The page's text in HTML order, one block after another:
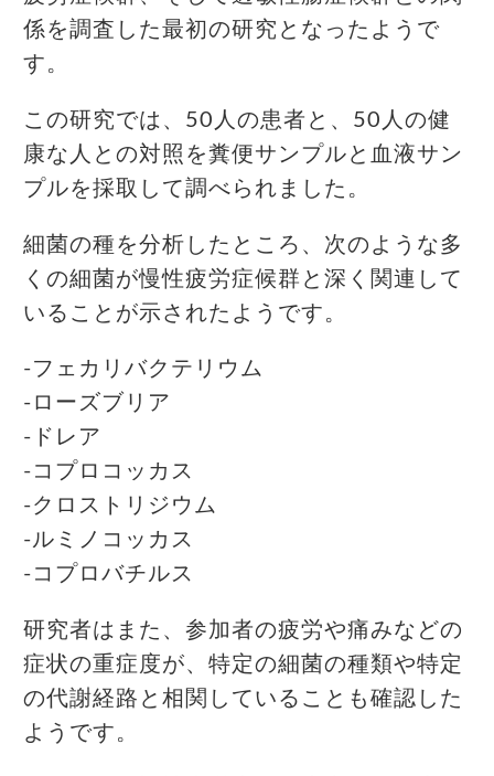
係を調査した最初の研究となったようで
す。
この研究では、50人の患者と、50人の健
康な人との対照を糞便サンプルと血液サン
プルを採取して調べられました。
細菌の種を分析したところ、次のような多
くの細菌が慢性疲労症候群と深く関連して
いることが示されたようです。
-フェカリバクテリウム
-ローズブリア
-ドレア
-コプロコッカス
-クロストリジウム
-ルミノコッカス
-コプロバチルス
研究者はまた、参加者の疲労や痛みなどの
症状の重症度が、特定の細菌の種類や特定
の代謝経路と相関していることも確認した
ようです。